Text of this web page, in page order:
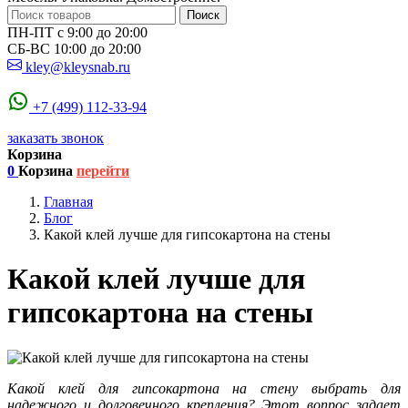
Поиск
ПН-ПТ с 9:00 до 20:00
СБ-ВС 10:00 до 20:00
kley@kleysnab.ru
+7 (499) 112-33-94
заказать звонок
Корзина
0 Корзина перейти
Главная
Блог
Какой клей лучше для гипсокартона на стены
Какой клей лучше для
гипсокартона на стены
Какой клей для гипсокартона на стену выбрать для
надежного и долговечного крепления? Этот вопрос задает